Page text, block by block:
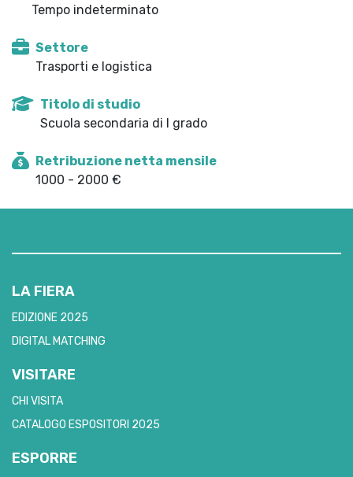
Tempo indeterminato
Settore
Trasporti e logistica
Titolo di studio
Scuola secondaria di I grado
Retribuzione netta mensile
1000 - 2000 €
LA FIERA
EDIZIONE 2025
DIGITAL MATCHING
VISITARE
CHI VISITA
CATALOGO ESPOSITORI 2025
ESPORRE